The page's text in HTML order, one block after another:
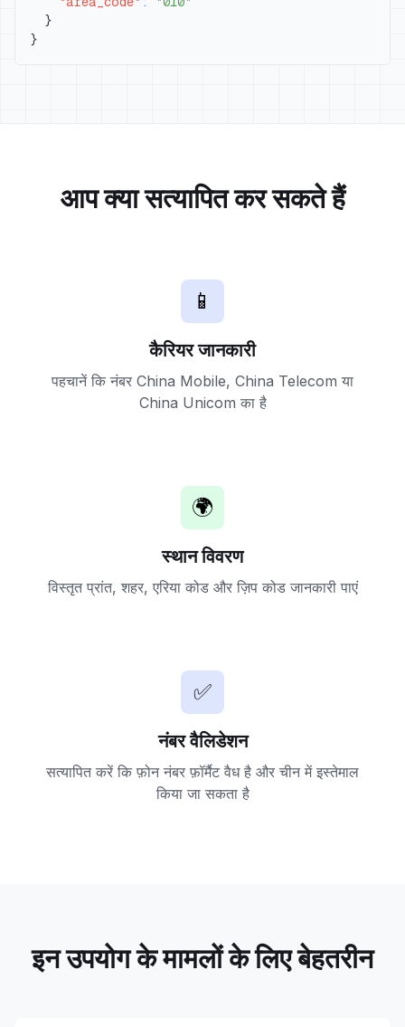
}
}
आप क्या सत्यापित कर सकते हैं
📱
कैरियर जानकारी
पहचानें कि नंबर China Mobile, China Telecom या
China Unicom का है
🌍
स्थान विवरण
विस्तृत प्रांत, शहर, एरिया कोड और ज़िप कोड जानकारी पाएं
✅
नंबर वैलिडेशन
सत्यापित करें कि फ़ोन नंबर फ़ॉर्मैट वैध है और चीन में इस्तेमाल
किया जा सकता है
इन उपयोग के मामलों के लिए बेहतरीन